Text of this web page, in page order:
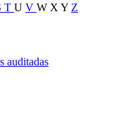
T U V W X Y Z
auditadas